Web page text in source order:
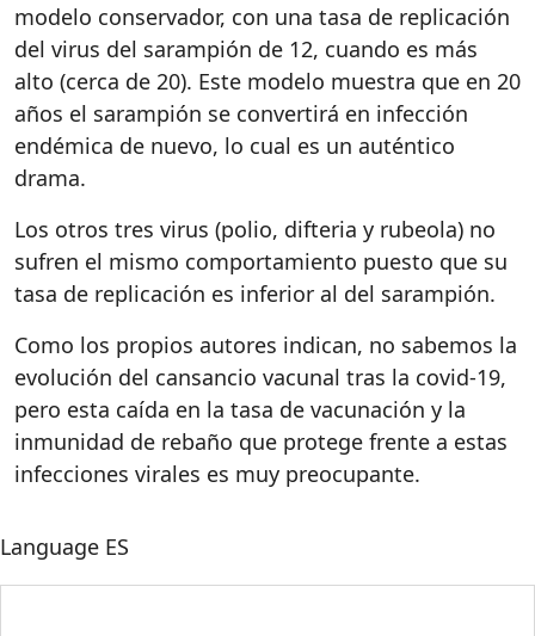
modelo conservador, con una tasa de replicación
del virus del sarampión de 12, cuando es más
alto (cerca de 20). Este modelo muestra que en 20
años el sarampión se convertirá en infección
endémica de nuevo, lo cual es un auténtico
drama.
Los otros tres virus (polio, difteria y rubeola) no
sufren el mismo comportamiento puesto que su
tasa de replicación es inferior al del sarampión.
Como los propios autores indican, no sabemos la
evolución del cansancio vacunal tras la covid-19,
pero esta caída en la tasa de vacunación y la
inmunidad de rebaño que protege frente a estas
infecciones virales es muy preocupante.
Language ES